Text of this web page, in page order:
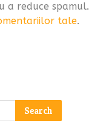
a reduce spamul.
tale.
Search